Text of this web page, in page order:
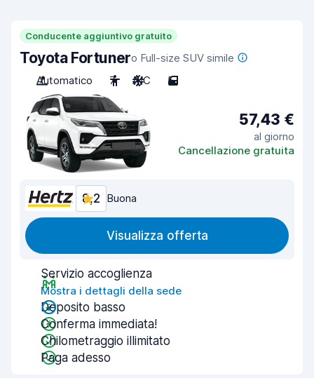
Conducente aggiuntivo gratuito
Toyota Fortunero Full-size SUV simile
Automatico
7 A/C 5
57,43 €
al giorno
Cancellazione gratuita
8,2 Buona
Visualizza offerta
Servizio accoglienza
Mostra i dettagli della sede
Deposito basso
Conferma immediata!
Chilometraggio illimitato
Paga adesso